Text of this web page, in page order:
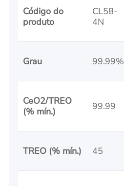
Código do
produto
CL58-
4N
Grau 99.99%
CeO2/TREO
(% mín.)
99.99
TREO (% mín.) 45